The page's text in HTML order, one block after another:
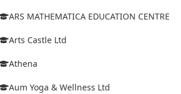
ARS MATHEMATICA EDUCATION CENTRE
Arts Castle Ltd
Athena
Aum Yoga & Wellness Ltd